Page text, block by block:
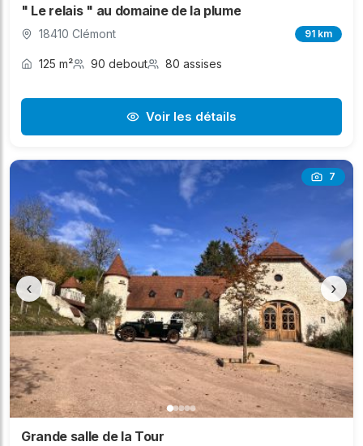
" Le relais " au domaine de la plume
18410 Clémont 91 km
125 m² 90 debout 80 assises
Voir les détails
7
‹ ›
Grande salle de la Tour